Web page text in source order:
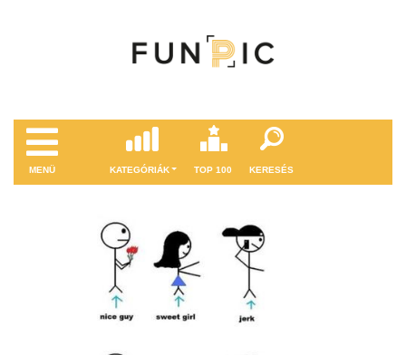
MENÜ KATEGÓRIÁK TOP 100 KERESÉS